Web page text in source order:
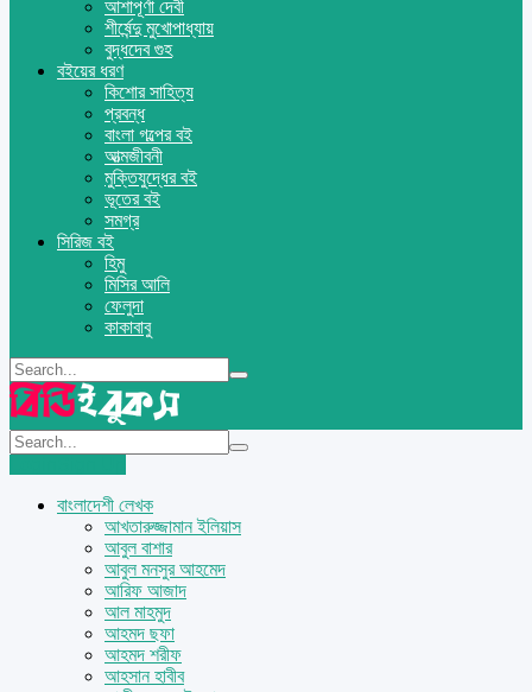
আশাপূর্ণা দেবী
শীর্ষেন্দু মুখোপাধ্যায়
বুদ্ধদেব গুহ
বইয়ের ধরণ
কিশোর সাহিত্য
প্রবন্ধ
বাংলা গল্পের বই
আত্মজীবনী
মুক্তিযুদ্ধের বই
ভূতের বই
সমগ্র
সিরিজ বই
হিমু
মিসির আলি
ফেলুদা
কাকাবাবু
বাংলাদেশী লেখক
আখতারুজ্জামান ইলিয়াস
আবুল বাশার
আবুল মনসুর আহমেদ
আরিফ আজাদ
আল মাহমুদ
আহমদ ছফা
আহমদ শরীফ
আহসান হাবীব